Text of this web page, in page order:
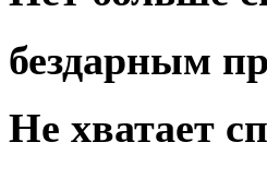
бездарным
Не хватает